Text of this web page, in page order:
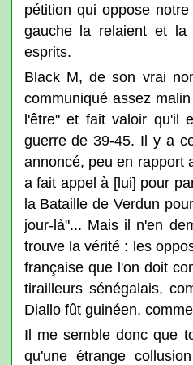
pétition qui oppose
gauche la relaient et
esprits.
Black M, de son vrai
communiqué assez
l'être" et fait valoir qu'il
guerre de 39-45. Il y a
annoncé, peu en rapport
a fait appel à [lui] pour
la Bataille de Verdun
jour-là"... Mais il n'en
trouve la vérité : les
française que l'on doit
tirailleurs sénégalais,
Diallo fût guinéen,
Il me semble donc que
qu'une étrange